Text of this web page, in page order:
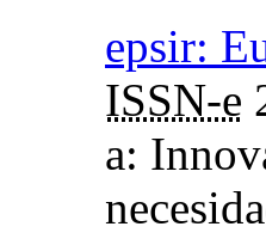
epsir:
ISSN-e
a: